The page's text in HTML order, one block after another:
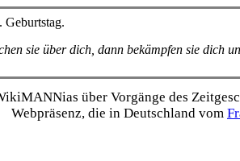
Geburtstag.
sie über dich, dann bekämpfen sie dich
über Vorgänge des
Webpräsenz, die in Deutschland vom